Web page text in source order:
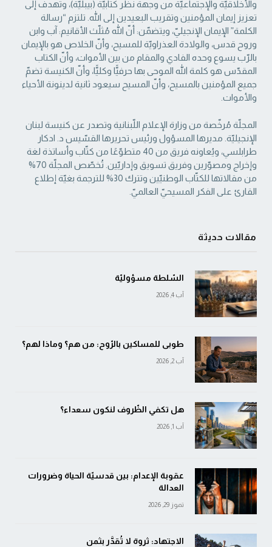
والأخلاقيّة والإجتماعيّة من ‏وجهة نظر كتابيّة (بيبليّة)، وتهدف إلى
تعزيز إيمان المؤمنين وتقريب البعيدين إلى الله. تلتزم “رسالة
‏الكلمة” الإيمان الإنجيليّ، ويتضمّن: أنّ الله مُثلّث الأقانيم: آب وابن
وروح قدس، والولادة العذراويّة ‏للمسيح، وأنّ الخلاص هو بالإيمان
بالرّب يسوع وحده الفادي والمقام من بين الأموات، وأنّ الكتاب
‏المقدّس هو كلمة الله الموحى بها حرفيًّا وكليًّا، وأنّ الكنيسة تضمّ
جميع المؤمنين بالمسيح، وأنّ المسيح ‏سيعود ثانية لدينونة الأحياء
والأموات. ‏
المجلّة مُرخّصة من وزارة الإعلام اللّبنانية وتصدر عن كنيسة لبنان
الإنجيليّة. مديرها المسؤول ‏ورئيس تحريرها القسّيس د. ادكار
طرابلسي، ويُعاونه فريق من 40 متطوّعًا من كتّاب وأساتذة لغة
‏وإخراج ومصوّرين وفريق تسويق وإداريّين. تُخصّص المجلّة 70%
من مقالاتها للكتّاب الوطنيّين ‏وتترك 30% للترجمة بغيّة إطلاع
القارئ على الفكر المسيحيّ العالميّ.‏
مقالات حديثة
السّلطة مسؤوليّة
آب 4, 2026
طوبى للمساكين بالرّوح: من هم؟ وماذا لهم؟
آب 2, 2026
هل تكفي الظّروف لنكون سعداء؟
آب 1, 2026
عقوبة الإعدام: بين قدسيّة الحياة وضرورات
العدالة
تموز 29, 2026
الاجتهاد: ثروة لا تُقدَّر بثمن